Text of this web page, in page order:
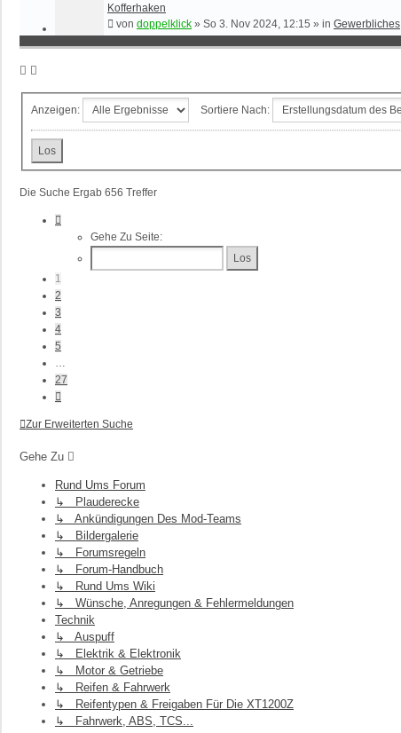
Kofferhaken
von doppelklick » So 3. Nov 2024, 12:15 » in Gewerbliches
Anzeigen: Sortiere Nach:
Die Suche Ergab 656 Treffer
Gehe Zu Seite:
1
2
3
4
5
…
27
Zur Erweiterten Suche
Gehe Zu
Rund Ums Forum
↳ Plauderecke
↳ Ankündigungen Des Mod-Teams
↳ Bildergalerie
↳ Forumsregeln
↳ Forum-Handbuch
↳ Rund Ums Wiki
↳ Wünsche, Anregungen & Fehlermeldungen
Technik
↳ Auspuff
↳ Elektrik & Elektronik
↳ Motor & Getriebe
↳ Reifen & Fahrwerk
↳ Reifentypen & Freigaben Für Die XT1200Z
↳ Fahrwerk, ABS, TCS...